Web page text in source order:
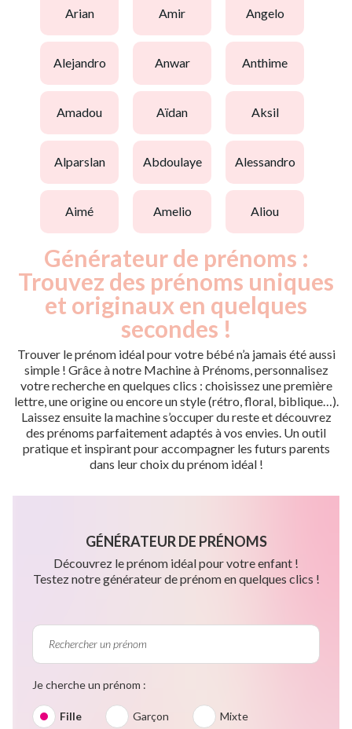
arian amir angelo
alejandro anwar anthime
amadou aïdan aksil
alparslan abdoulaye alessandro
aimé amelio aliou
Générateur de prénoms :
Trouvez des prénoms uniques
et originaux en quelques
secondes !
Trouver le prénom idéal pour votre bébé n’a jamais été aussi
simple ! Grâce à notre Machine à Prénoms, personnalisez
votre recherche en quelques clics : choisissez une première
lettre, une origine ou encore un style (rétro, floral, biblique…).
Laissez ensuite la machine s’occuper du reste et découvrez
des prénoms parfaitement adaptés à vos envies. Un outil
pratique et inspirant pour accompagner les futurs parents
dans leur choix du prénom idéal !
GÉNÉRATEUR DE PRÉNOMS
Découvrez le prénom idéal pour votre enfant !
Testez notre générateur de prénom en quelques clics !
Je cherche un prénom :
Fille Garçon Mixte